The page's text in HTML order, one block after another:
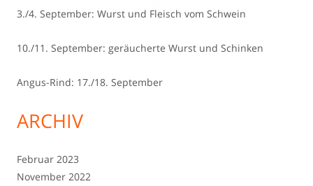
3./4. September: Wurst und Fleisch vom Schwein
10./11. September: geräucherte Wurst und Schinken
Angus-Rind: 17./18. September
ARCHIV
Februar 2023
November 2022